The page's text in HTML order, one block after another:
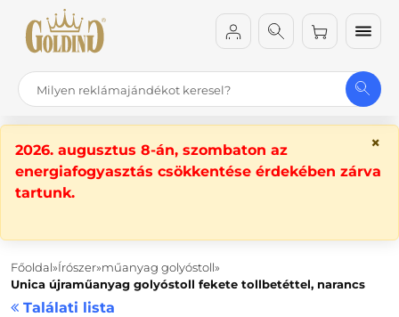
×
2026. augusztus 8-án, szombaton az
energiafogyasztás csökkentése érdekében zárva
tartunk.
Főoldal Írószer műanyag golyóstoll
Unica újraműanyag golyóstoll fekete tollbetéttel, narancs
Találati lista